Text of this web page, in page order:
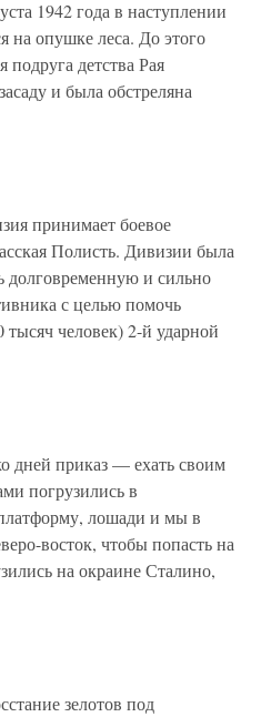
1942 года в наступлении
на опушке леса. До этого
детства Рая
и была обстреляна
принимает боевое
Полисть. Дивизии была
долговременную и сильно
с целью помочь
человек) 2-й ударной
дней приказ — ехать своим
погрузились в
лошади и мы в
восток, чтобы попасть на
на окраине Сталино,
зелотов под